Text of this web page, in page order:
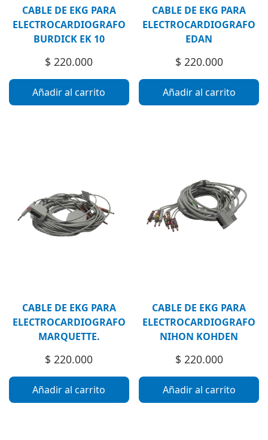
CABLE DE EKG PARA
ELECTROCARDIOGRAFO
BURDICK EK 10
$ 220.000
Añadir al carrito
CABLE DE EKG PARA
ELECTROCARDIOGRAFO
EDAN
$ 220.000
Añadir al carrito
CABLE DE EKG PARA
ELECTROCARDIOGRAFO
MARQUETTE.
$ 220.000
Añadir al carrito
CABLE DE EKG PARA
ELECTROCARDIOGRAFO
NIHON KOHDEN
$ 220.000
Añadir al carrito